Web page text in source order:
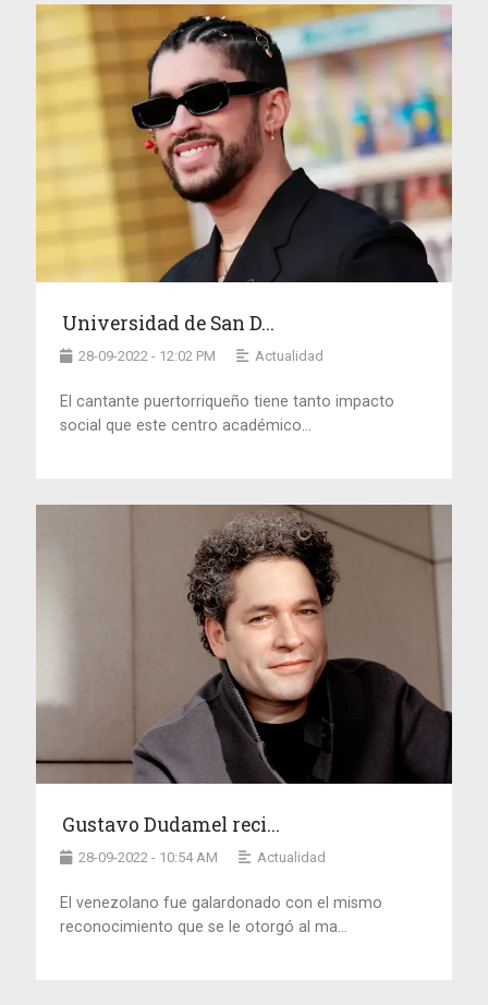
Universidad de San D...
28-09-2022 - 12:02 PM Actualidad
El cantante puertorriqueño tiene tanto impacto
social que este centro académico...
Gustavo Dudamel reci...
28-09-2022 - 10:54 AM Actualidad
El venezolano fue galardonado con el mismo
reconocimiento que se le otorgó al ma...